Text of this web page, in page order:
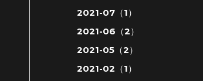
2021-07（1）
2021-06（2）
2021-05（2）
2021-02（1）